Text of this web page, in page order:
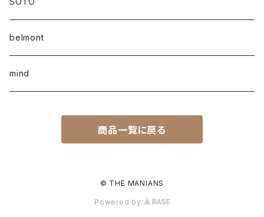
belmont
mind
商品一覧に戻る
© THE MANIANS
Powered by